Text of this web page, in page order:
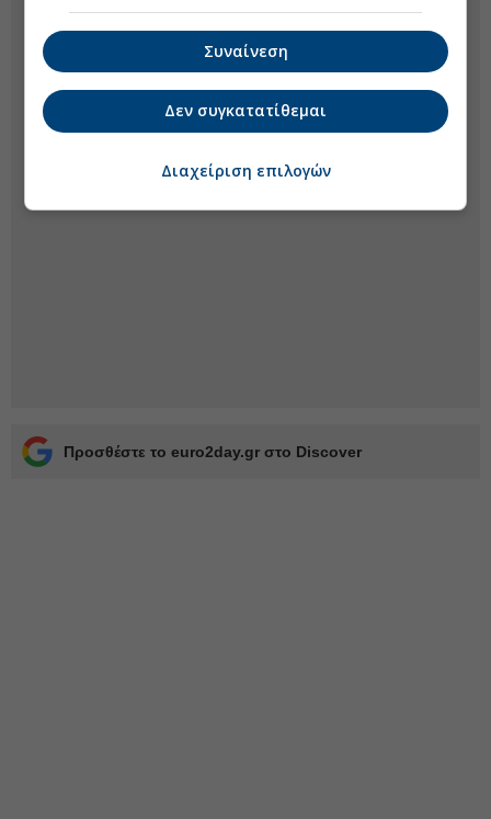
Προσθέστε το euro2day.gr στο Discover
Συναίνεση
Δεν συγκατατίθεμαι
Διαχείριση επιλογών